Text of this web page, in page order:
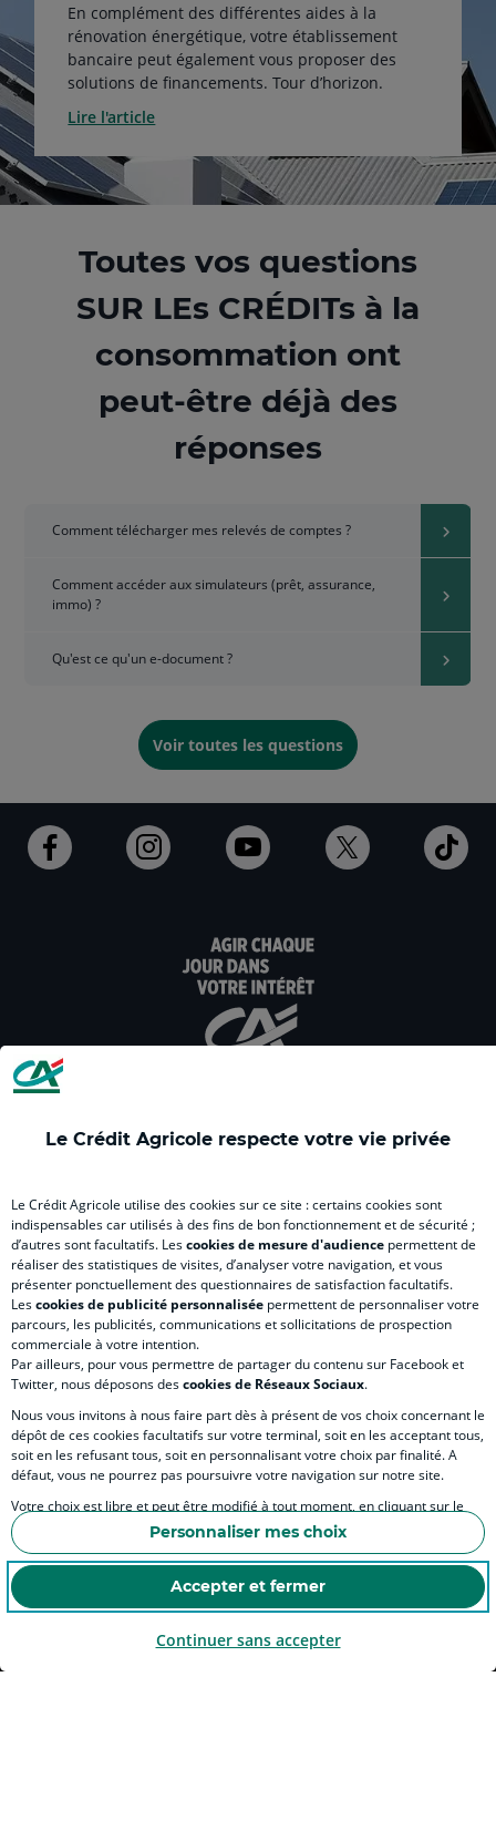
Le Crédit Agricole respecte votre vie privée
Le Crédit Agricole utilise des cookies sur ce site : certains cookies sont
indispensables car utilisés à des fins de bon fonctionnement et de sécurité ;
d’autres sont facultatifs. Lescookies de mesure d'audience permettent de
réaliser des statistiques de visites, d’analyser votre navigation, et vous
présenter ponctuellement des questionnaires de satisfaction facultatifs.
Lescookies de publicité personnalisée permettent de personnaliser votre
parcours, les publicités, communications et sollicitations de prospection
commerciale à votre intention.
Par ailleurs, pour vous permettre de partager du contenu sur Facebook et
Twitter, nous déposons descookies de Réseaux Sociaux.
Nous vous invitons à nous faire part dès à présent de vos choix concernant le
dépôt de ces cookies facultatifs sur votre terminal, soit en les acceptant tous,
soit en les refusant tous, soit en personnalisant votre choix par finalité. A
défaut, vous ne pourrez pas poursuivre votre navigation sur notre site.
Votre choix est libre et peut être modifié à tout moment, en cliquant sur le
lien "Cookies", en bas de page.
Pour en savoir plus sur les responsables de traitement et les finalités, cliquez
sur "Personnaliser mes choix".
Personnaliser mes choix
Accepter et fermer
Continuer sans accepter
En complément des différentes aides à la
rénovation énergétique, votre établissement
bancaire peut également vous proposer des
solutions de financements. Tour d’horizon.
Lire l'article
Toutes vos questions
SUR LEs CRÉDITs à la
consommation ont
peut-être déjà des
réponses
Comment télécharger mes relevés de comptes ?
Comment accéder aux simulateurs (prêt, assurance,
immo) ?
Qu'est ce qu'un e-document ?
Voir toutes les questions
Ouvert
sur
la
page
facebook
du
Agricole
(
nouvel
onglet
)
Ouvert
nouvel
onglet
sur
instagram
du
Agricole
Master
(
nouvel
onglet
)
Ouvert
nouvel
onglet
:
aller
sur
youtube
du
Agricole
(
nouvel
onglet
)
Ouvert
sur
twitter
du
Agricole
(
nouvel
onglet
)
sur
du
(
)
LE CREDIT AGRICOLE
RELATION BANQUE CLIENT
SITES SPECIALISES
Accessibilité numérique du site
COOKIES ET POLITIQUE DE PROTECTION DES DONNÉES PERSONNELLES DU SITE